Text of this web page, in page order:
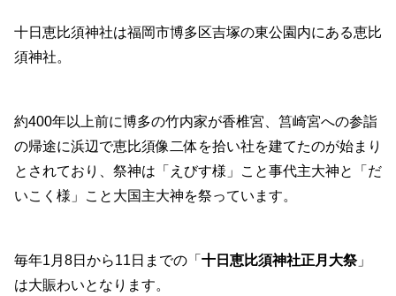
十日恵比須神社は福岡市博多区吉塚の東公園内にある恵比
須神社。
約400年以上前に博多の竹内家が香椎宮、筥崎宮への参詣
の帰途に浜辺で恵比須像二体を拾い社を建てたのが始まり
とされており、祭神は「えびす様」こと事代主大神と「だ
いこく様」こと大国主大神を祭っています。
毎年1月8日から11日までの「 十日恵比須神社正月大祭」
は大賑わいとなります。